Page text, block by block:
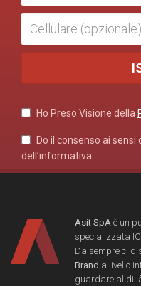
Ho Preso Visione della
Do il consenso ai sensi
dell’informativa
Asit SpA è un
specializzata
Da sempre ci
Brand a livello
guardare al di